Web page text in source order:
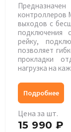
контроллеров
выходов с
подключения
рейку,
позволяет
прокладки
нагрузка на
Подробнее
Цена за шт.
15 990 ₽